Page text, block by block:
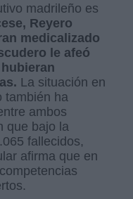
madrileño es
Reyero
medicalizado
le afeó
La situación en
también ha
ambos
que bajo la
fallecidos,
afirma que en